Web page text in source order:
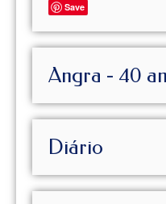
Save
Angra - 40
Diário